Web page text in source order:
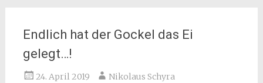
Endlich hat der Gockel das Ei
gelegt…!
24. April 2019 Nikolaus Schyra